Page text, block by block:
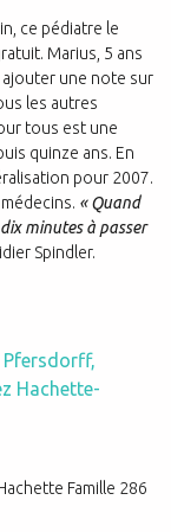
ce pédiatre le
Marius, 5 ans
ajouter une note sur
les autres
tous est une
quinze ans. En
pour 2007.
« Quand
minutes à passer
Spindler.
Pfersdorff,
Hachette-
Famille 286